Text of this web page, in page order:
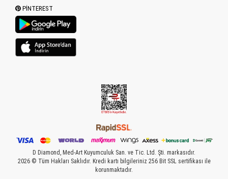
PINTEREST
D Diamond, Med-Art Kuyumculuk San. ve Tic. Ltd. Şti. markasıdır.
2026 © Tüm Hakları Saklıdır. Kredi kartı bilgileriniz 256 Bit SSL sertifikası ile
korunmaktadır.